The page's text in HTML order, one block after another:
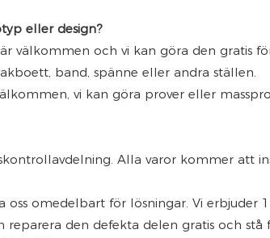
eller design?
välkommen och vi kan göra den gratis
band, spänne eller andra ställen.
vi kan göra prover eller
Alla varor kommer att
oss omedelbart för lösningar. Vi erbjuder
reparera den defekta delen gratis och stå